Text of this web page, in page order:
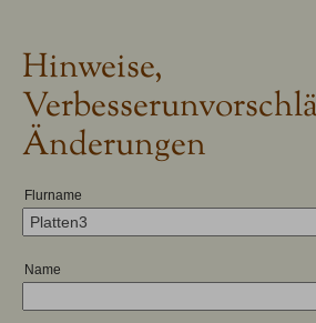
Hinweise,
Änderungen
Flurname
Name